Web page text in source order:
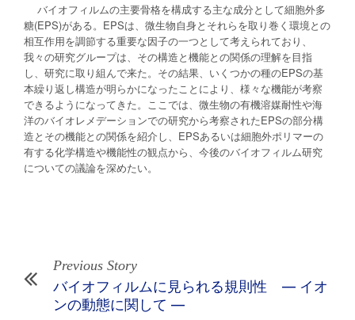
バイオフィルムの主要骨格を構成する主な成分として細胞外多
糖(EPS)がある。EPSは、微生物自身とそれらを取り巻く環境との
相互作用を調節する重要な因子の一つとして考えられており、
我々の研究グループは、その構造と機能との関係の理解を目指
し、研究に取り組んで来た。その結果、いくつかの種のEPSの基
本繰り返し構造が明らかになったことにより、様々な機能が考察
できるようになってきた。ここでは、微生物の有機溶媒耐性や海
洋のバイオレメデーションでの研究から考察されたEPSの部分構
造とその機能との関係を紹介し、EPSあるいは細胞外ポリマーの
有する化学構造や機能性の観点から、今後のバイオフィルム研究
についての議論を深めたい。
Previous Story
バイオフィルムに見られる規則性 — イオ
ンの動態に関して —